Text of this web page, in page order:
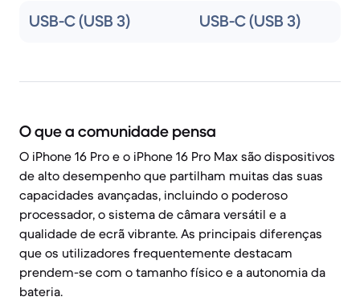
USB-C (USB 3) USB-C (USB 3)
O que a comunidade pensa
O iPhone 16 Pro e o iPhone 16 Pro Max são dispositivos
de alto desempenho que partilham muitas das suas
capacidades avançadas, incluindo o poderoso
processador, o sistema de câmara versátil e a
qualidade de ecrã vibrante. As principais diferenças
que os utilizadores frequentemente destacam
prendem-se com o tamanho físico e a autonomia da
bateria.